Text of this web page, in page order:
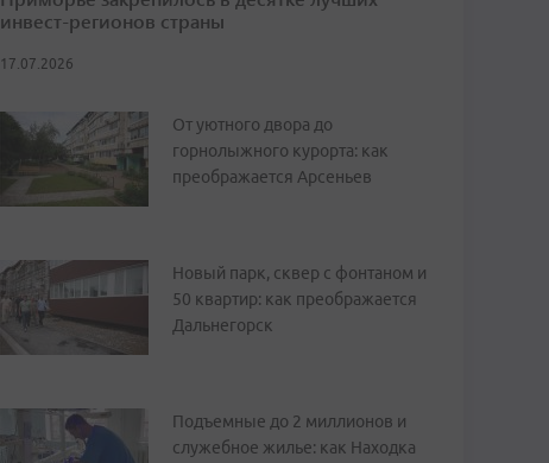
инвест-регионов страны
17.07.2026
От уютного двора до
горнолыжного курорта: как
преображается Арсеньев
Новый парк, сквер с фонтаном и
50 квартир: как преображается
Дальнегорск
Подъемные до 2 миллионов и
служебное жилье: как Находка